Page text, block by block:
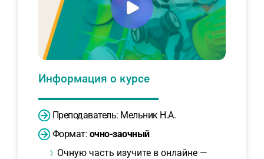
Информация о курсе
Преподаватель: Мельник Н.А.
Формат: очно-заочный
Очную часть изучите в онлайне —